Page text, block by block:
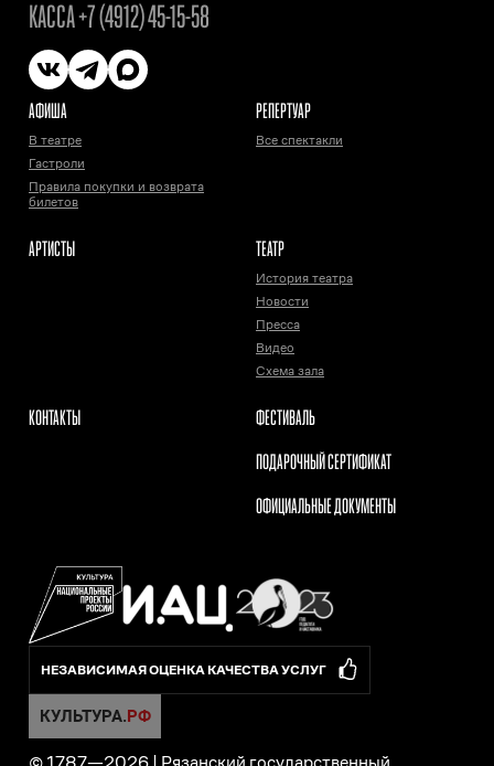
КАССА+7 (4912) 45-15-58
АФИША
В театре
Гастроли
Правила покупки и возврата
билетов
РЕПЕРТУАР
Все спектакли
АРТИСТЫ ТЕАТР
История театра
Новости
Пресса
Видео
Схема зала
КОНТАКТЫ
ФЕСТИВАЛЬ
ПОДАРОЧНЫЙ СЕРТИФИКАТ
ОФИЦИАЛЬНЫЕ ДОКУМЕНТЫ
НЕЗАВИСИМАЯ ОЦЕНКА КАЧЕСТВА УСЛУГ
© 1787—2026 Рязанский государственный